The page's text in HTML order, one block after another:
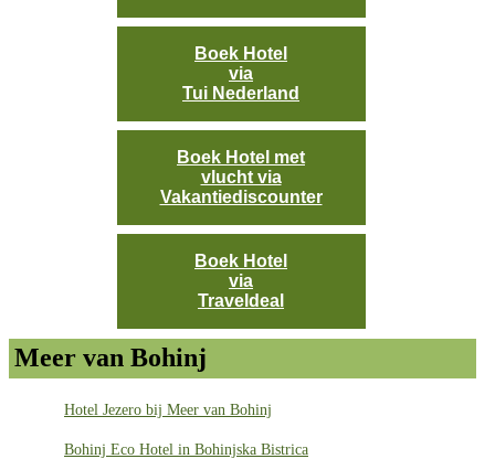
Boek Hotel
via
Tui Nederland
Boek Hotel met
vlucht via
Vakantiediscounter
Boek Hotel
via
Traveldeal
Meer van Bohinj
Hotel Jezero bij Meer van Bohinj
Bohinj Eco Hotel in Bohinjska Bistrica